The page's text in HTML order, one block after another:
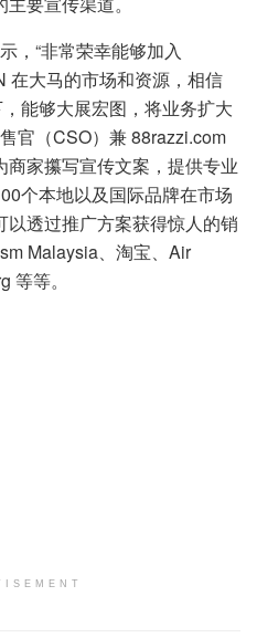
，“非常荣幸能够加入
在大马的市场和资源，相信
能够大展宏图，将业务扩大
官（CSO）兼 88razzi.com
家攥写宣传文案，提供专业
个本地以及国际品牌在市场
透过推广方案获得惊人的销
Malaysia、淘宝、Air
等等。